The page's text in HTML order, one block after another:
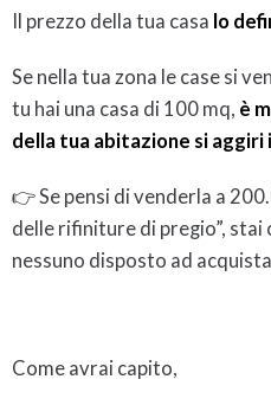
Il prezzo della tua casa lo
Se nella tua zona le case si
tu hai una casa di 100 mq, è
della tua abitazione si
👉 Se pensi di venderla a
delle rifiniture di pregio”,
nessuno disposto ad
Come avrai capito,